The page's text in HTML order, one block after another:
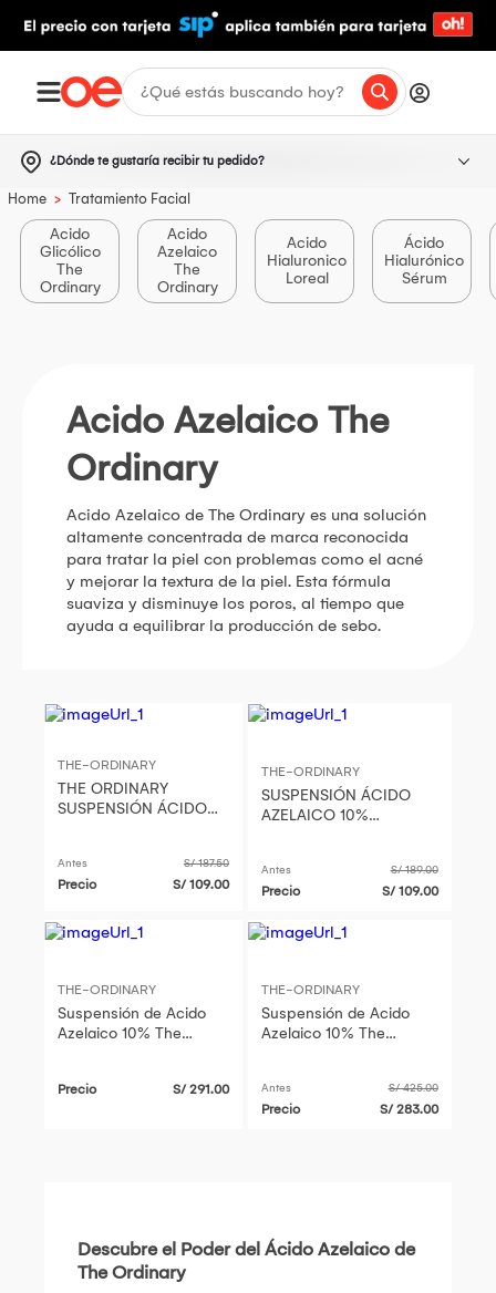
¿Dónde te gustaría recibir tu pedido?
Home > Tratamiento Facial
Acido
Glicólico
The
Ordinary
Acido
Azelaico
The
Ordinary
Acido
Hialuronico
Loreal
Ácido
Hialurónico
Sérum
Acido Azelaico The
Ordinary
Acido Azelaico de The Ordinary es una solución
altamente concentrada de marca reconocida
para tratar la piel con problemas como el acné
y mejorar la textura de la piel. Esta fórmula
suaviza y disminuye los poros, al tiempo que
ayuda a equilibrar la producción de sebo.
THE-ORDINARY
THE ORDINARY
SUSPENSIÓN ÁCIDO
Antes S/ 187.50
Precio S/ 109.00
THE-ORDINARY
SUSPENSIÓN ÁCIDO
AZELAICO 10%
Antes S/ 189.00
Precio S/ 109.00
THE-ORDINARY
Suspensión de Acido
Azelaico 10% The
Precio S/ 291.00
THE-ORDINARY
Suspensión de Acido
Azelaico 10% The
Antes S/ 425.00
Precio S/ 283.00
Descubre el Poder del Ácido Azelaico de
The Ordinary